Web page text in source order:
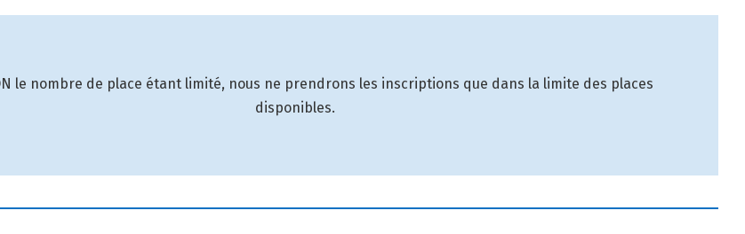
le nombre de place étant limité, nous ne prendrons les inscriptions que dans la limite des places
disponibles.